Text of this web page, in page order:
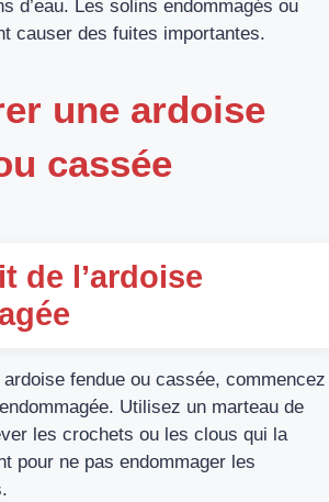
d’eau. Les solins endommagés ou
causer des fuites importantes.
une ardoise
cassée
de l’ardoise
fendue ou cassée, commencez
Utilisez un marteau de
les crochets ou les clous qui la
pour ne pas endommager les